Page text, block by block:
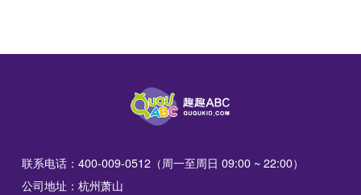
联系电话：400-009-0512（周一至周日 09:00 ~ 22:00）
公司地址：杭州萧山